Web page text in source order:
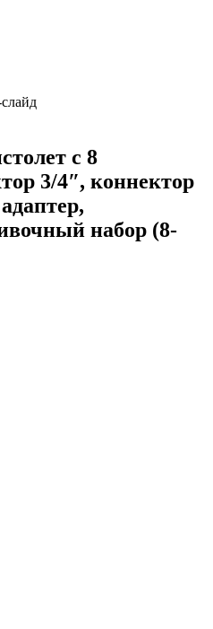
с 8
3/4″, коннектор
набор (8-